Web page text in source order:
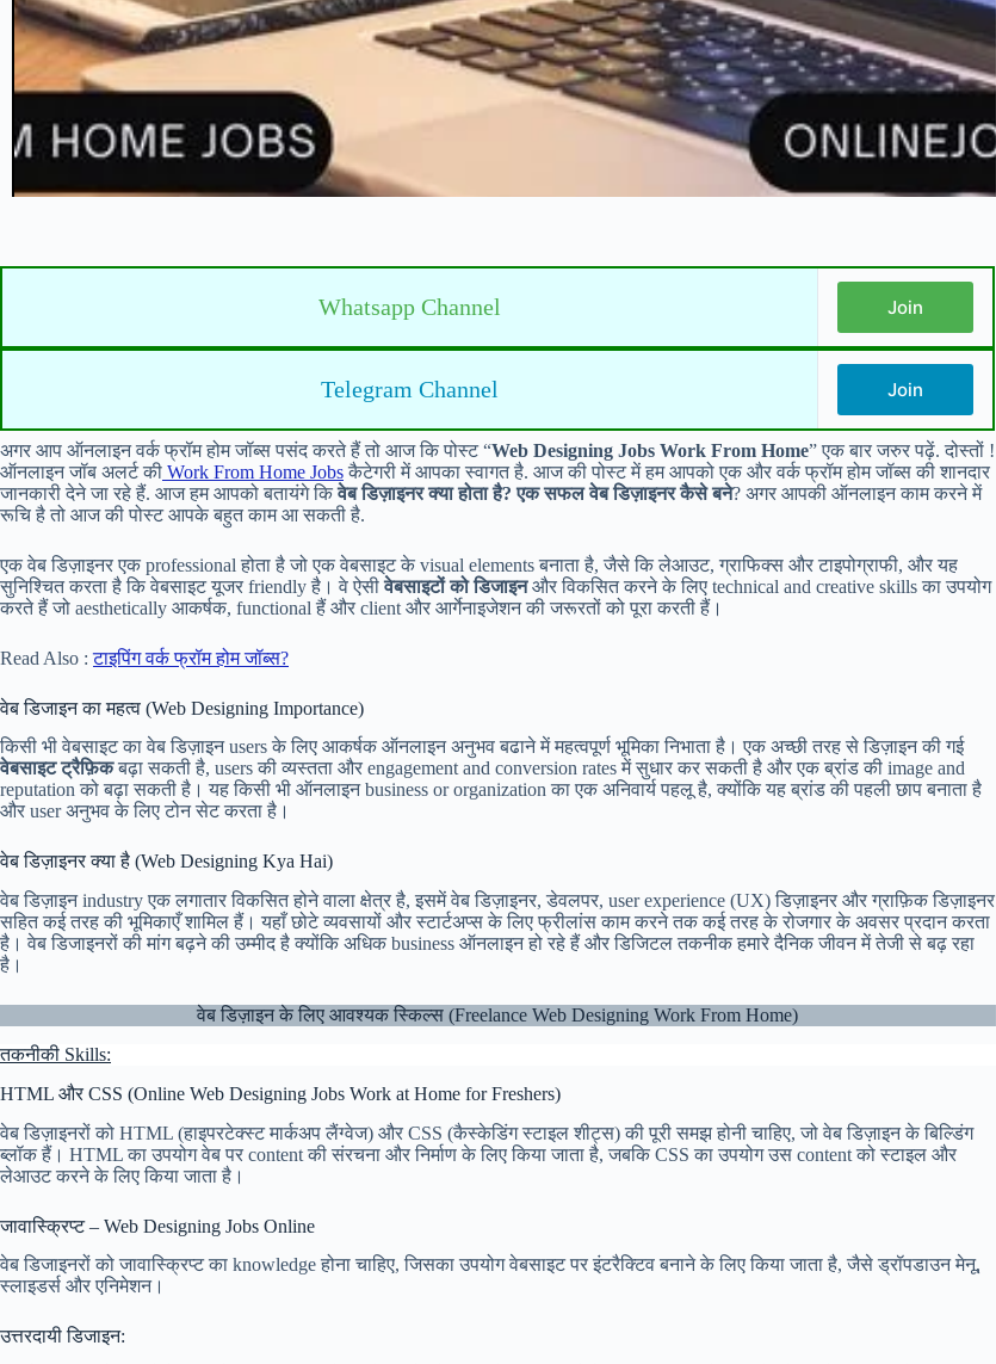
Whatsapp Channel Join
Telegram Channel Join
अगर आप ऑनलाइन वर्क फ्रॉम होम जॉब्स पसंद करते हैं तो आज कि पोस्ट “Web Designing Jobs Work From Home” एक बार जरुर पढ़ें. दोस्तों !
ऑनलाइन जॉब अलर्ट की Work From Home Jobsकैटेगरी में आपका स्वागत है. आज की पोस्ट में हम आपको एक और वर्क फ्रॉम होम जॉब्स की शानदार
जानकारी देने जा रहे हैं. आज हम आपको बतायंगे किवेब डिज़ाइनर क्या होता है? एक सफल वेब डिज़ाइनर कैसे बने? अगर आपकी ऑनलाइन काम करने में
रूचि है तो आज की पोस्ट आपके बहुत काम आ सकती है.
एक वेब डिज़ाइनर एक professional होता है जो एक वेबसाइट के visual elements बनाता है, जैसे कि लेआउट, ग्राफिक्स और टाइपोग्राफी, और यह
सुनिश्चित करता है कि वेबसाइट यूजर friendly है। वे ऐसीवेबसाइटों को डिजाइनऔर विकसित करने के लिए technical and creative skills का उपयोग
करते हैं जो aesthetically आकर्षक, functional हैं और client और आर्गेनाइजेशन की जरूरतों को पूरा करती हैं।
Read Also :टाइपिंग वर्क फ्रॉम होम जॉब्स?
वेब डिजाइन का महत्व (Web Designing Importance)
किसी भी वेबसाइट का वेब डिज़ाइन users के लिए आकर्षक ऑनलाइन अनुभव बढाने में महत्वपूर्ण भूमिका निभाता है। एक अच्छी तरह से डिज़ाइन की गई
वेबसाइट ट्रैफ़िकबढ़ा सकती है, users की व्यस्तता और engagement and conversion rates में सुधार कर सकती है और एक ब्रांड की image and
reputation को बढ़ा सकती है। यह किसी भी ऑनलाइन business or organization का एक अनिवार्य पहलू है, क्योंकि यह ब्रांड की पहली छाप बनाता है
और user अनुभव के लिए टोन सेट करता है।
वेब डिज़ाइनर क्या है (Web Designing Kya Hai)
वेब डिज़ाइन industry एक लगातार विकसित होने वाला क्षेत्र है, इसमें वेब डिज़ाइनर, डेवलपर, user experience (UX) डिज़ाइनर और ग्राफ़िक डिज़ाइनर
सहित कई तरह की भूमिकाएँ शामिल हैं। यहाँ छोटे व्यवसायों और स्टार्टअप्स के लिए फ्रीलांस काम करने तक कई तरह के रोजगार के अवसर प्रदान करता
है। वेब डिजाइनरों की मांग बढ़ने की उम्मीद है क्योंकि अधिक business ऑनलाइन हो रहे हैं और डिजिटल तकनीक हमारे दैनिक जीवन में तेजी से बढ़ रहा
है।
वेब डिज़ाइन के लिए आवश्यक स्किल्स (Freelance Web Designing Work From Home)
तकनीकी Skills:
HTML और CSS (Online Web Designing Jobs Work at Home for Freshers)
वेब डिज़ाइनरों को HTML (हाइपरटेक्स्ट मार्कअप लैंग्वेज) और CSS (कैस्केडिंग स्टाइल शीट्स) की पूरी समझ होनी चाहिए, जो वेब डिज़ाइन के बिल्डिंग
ब्लॉक हैं। HTML का उपयोग वेब पर content की संरचना और निर्माण के लिए किया जाता है, जबकि CSS का उपयोग उस content को स्टाइल और
लेआउट करने के लिए किया जाता है।
जावास्क्रिप्ट – Web Designing Jobs Online
वेब डिजाइनरों को जावास्क्रिप्ट का knowledge होना चाहिए, जिसका उपयोग वेबसाइट पर इंटरैक्टिव बनाने के लिए किया जाता है, जैसे ड्रॉपडाउन मेनू,
स्लाइडर्स और एनिमेशन।
उत्तरदायी डिजाइन: